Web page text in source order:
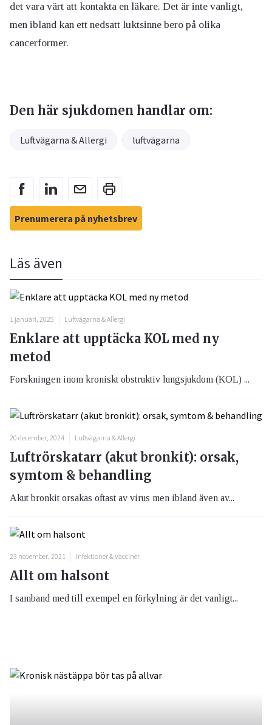
det vara värt att kontakta en läkare. Det är inte vanligt,
men ibland kan ett nedsatt luktsinne bero på olika
cancerformer.
Den här sjukdomen handlar om:
Luftvägarna & Allergi luftvägarna
Prenumerera på nyhetsbrev
Läs även
1 januari, 2025 Luftvägarna & Allergi
Enklare att upptäcka KOL med ny
metod
Forskningen inom kroniskt obstruktiv lungsjukdom (KOL) ...
20 december, 2024 Luftvägarna & Allergi
Luftrörskatarr (akut bronkit): orsak,
symtom & behandling
Akut bronkit orsakas oftast av virus men ibland även av...
23 november, 2021 Infektioner & Vacciner
Allt om halsont
I samband med till exempel en förkylning är det vanligt...